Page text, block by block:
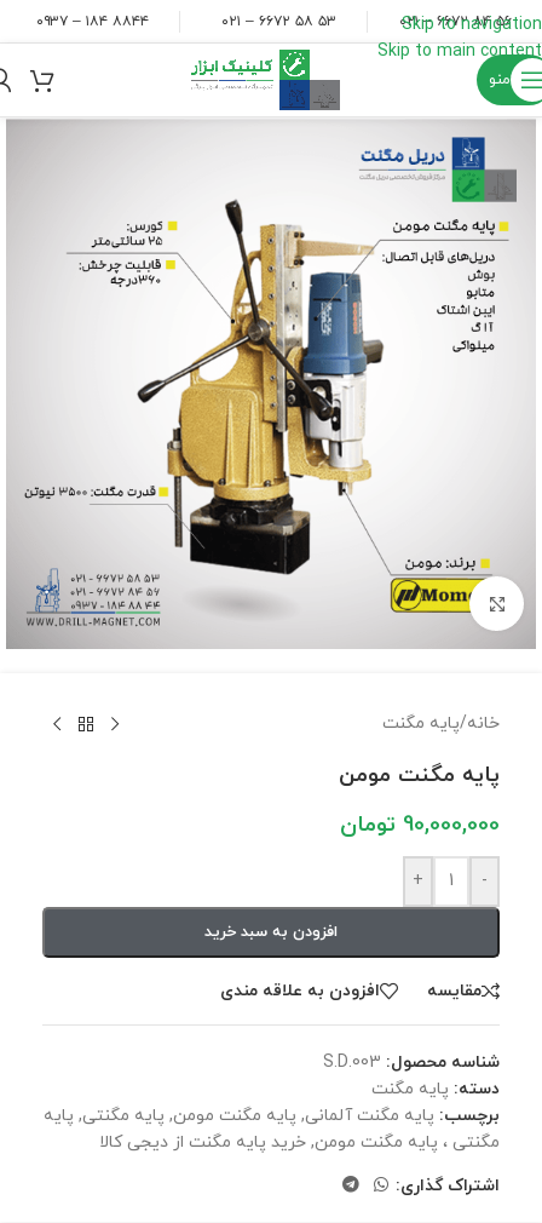
Skip to navigation
Skip to main content
۵۶ ۸۴ ۶۶۷۲ – ۰۲۱ ۵۳ ۵۸ ۶۶۷۲ – ۰۲۱ ۸۸۴۴ ۱۸۴ – ۰۹۳۷
منو
برای بزرگنمایی کلیک کنید
خانه/پایه مگنت
پایه مگنت مومن
90,000,000 تومان
-
+
افزودن به سبد خرید
مقايسه افزودن به علاقه مندی
شناسه محصول: S.D.003
دسته: پایه مگنت
برچسب: پایه مگنت آلمانی, پایه مگنت مومن, پایه مگنتی, پایه
مگنتی ، پایه مگنت مومن, خرید پایه مگنت از دیجی کالا
اشتراک گذاری: